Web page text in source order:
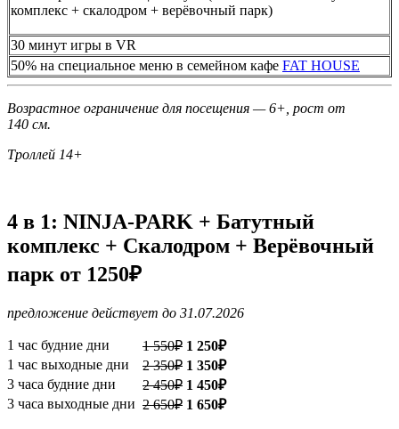
комплекс + скалодром + верёвочный парк)
30 минут игры в VR
50% на специальное меню в семейном кафе FAT HOUSE
Возрастное ограничение для посещения — 6+, рост от
140 см.
Троллей 14+
4 в 1: NINJA-PARK + Батутный
комплекс + Скалодром + Верёвочный
парк от 1250₽
предложение действует до 31.07.2026
1 час будние дни 1 550₽ 1 250₽
1 час выходные дни
2 350₽ 1 350₽
3 часа будние дни
2 450₽ 1 450₽
3 часа выходные дни 2 650₽ 1 650₽